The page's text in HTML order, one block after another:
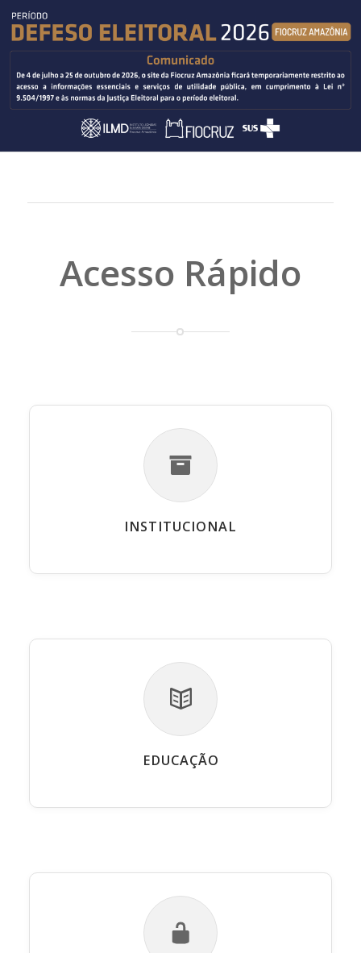
Acesso Rápido
INSTITUCIONAL
EDUCAÇÃO